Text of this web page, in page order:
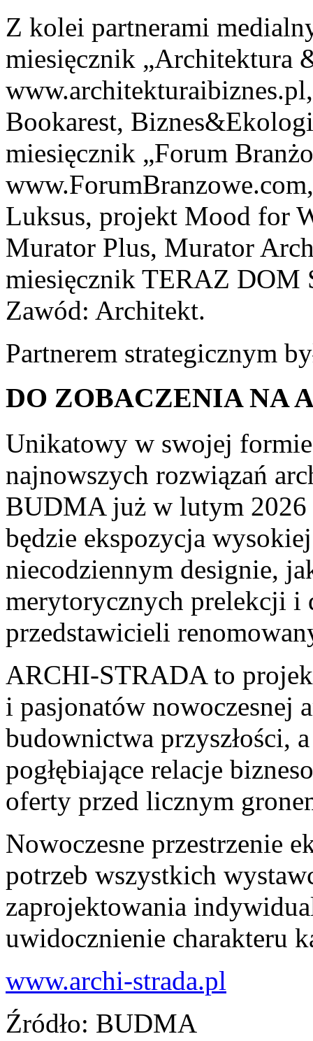
Z kolei partnerami
miesięcznik „Architektura
Bookarest,
miesięcznik „Forum
Luksus, projekt Mood for
Murator Plus, Murator
miesięcznik TERAZ DOM
Zawód: Architekt.
Partnerem strategicznym
DO ZOBACZENIA NA
Unikatowy w swojej
najnowszych rozwiązań
BUDMA już w lutym 2026
będzie ekspozycja
niecodziennym designie,
merytorycznych prelekcji i
przedstawicieli
ARCHI-STRADA to
i pasjonatów nowoczesnej
budownictwa przyszłości,
pogłębiające relacje
oferty przed licznym
Nowoczesne przestrzenie
potrzeb wszystkich
zaprojektowania
uwidocznienie charakteru
www.archi-strada.pl
Źródło: BUDMA